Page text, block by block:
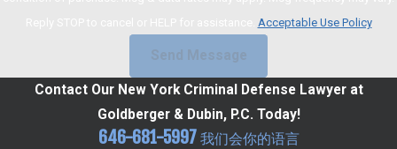
Acceptable Use Policy
Send Message
Contact Our New York Criminal Defense Lawyer at
Goldberger & Dubin, P.C. Today!
646-681-5997 我们会你的语言